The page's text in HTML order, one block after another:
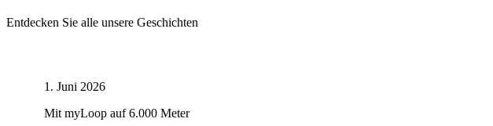
Entdecken Sie alle unsere Geschichten
1. Juni 2026
Mit myLoop auf 6.000 Meter